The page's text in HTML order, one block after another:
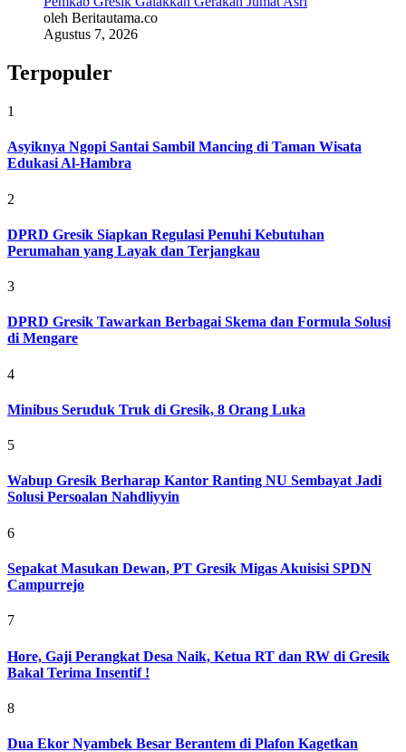
oleh Beritautama.co
Agustus 7, 2026
Terpopuler
1
Asyiknya Ngopi Santai Sambil Mancing di Taman Wisata
Edukasi Al-Hambra
2
DPRD Gresik Siapkan Regulasi Penuhi Kebutuhan
Perumahan yang Layak dan Terjangkau
3
DPRD Gresik Tawarkan Berbagai Skema dan Formula Solusi
di Mengare
4
Minibus Seruduk Truk di Gresik, 8 Orang Luka
5
Wabup Gresik Berharap Kantor Ranting NU Sembayat Jadi
Solusi Persoalan Nahdliyyin
6
Sepakat Masukan Dewan, PT Gresik Migas Akuisisi SPDN
Campurrejo
7
Hore, Gaji Perangkat Desa Naik, Ketua RT dan RW di Gresik
Bakal Terima Insentif !
8
Dua Ekor Nyambek Besar Berantem di Plafon Kagetkan